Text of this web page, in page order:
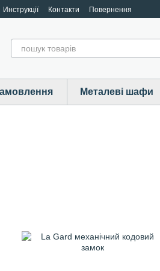
Инструкції Контакти Повернення
Металеві шафи